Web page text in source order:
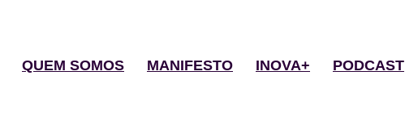
QUEM SOMOS MANIFESTO INOVA+ PODCAST